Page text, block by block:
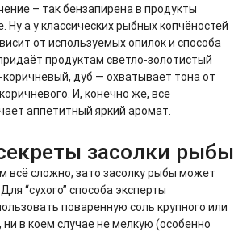
– так бензапирена в продукты
а у классических рыбных копчёностей
от используемых опилок и способа
продуктам светло-золотистый
коричневый, дуб — охватывает тона от
И, конечно же, все
аппетитный яркий аромат.
засолки рыбы
всё сложно, зато засолку рыбы может
“сухого” способа эксперты
поваренную соль крупного или
в коем случае не мелкую (особенно